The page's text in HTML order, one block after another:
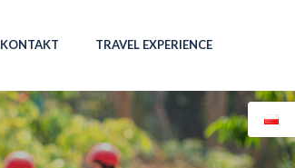
KONTAKT TRAVEL EXPERIENCE